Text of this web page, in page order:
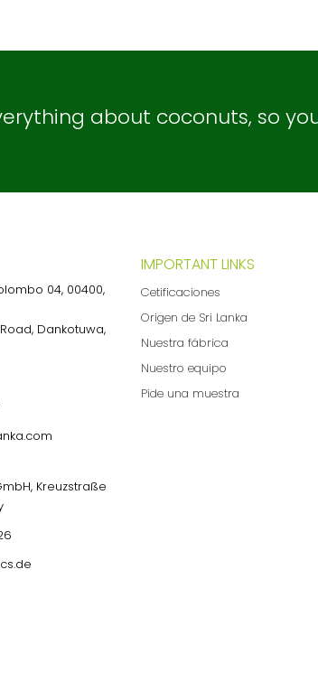
about coconuts, so
04, 00400,
Dankotuwa,
Kreuzstraße
IMPORTANT LINKS
Cetificaciones
Origen de Sri Lanka
Nuestra fábrica
Nuestro equipo
Pide una muestra